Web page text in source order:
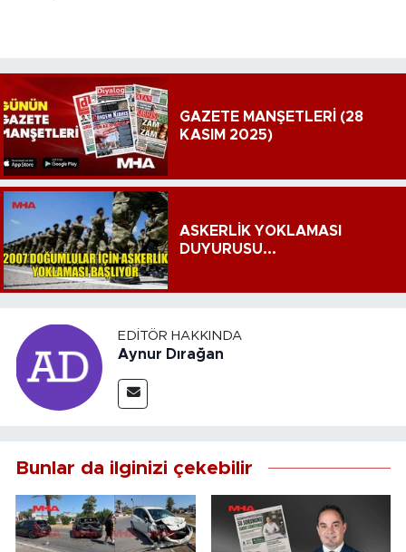
GAZETE MANŞETLERİ (28
KASIM 2025)
ASKERLİK YOKLAMASI
DUYURUSU...
EDITÖR HAKKINDA
Aynur Dırağan
Bunlar da ilginizi çekebilir